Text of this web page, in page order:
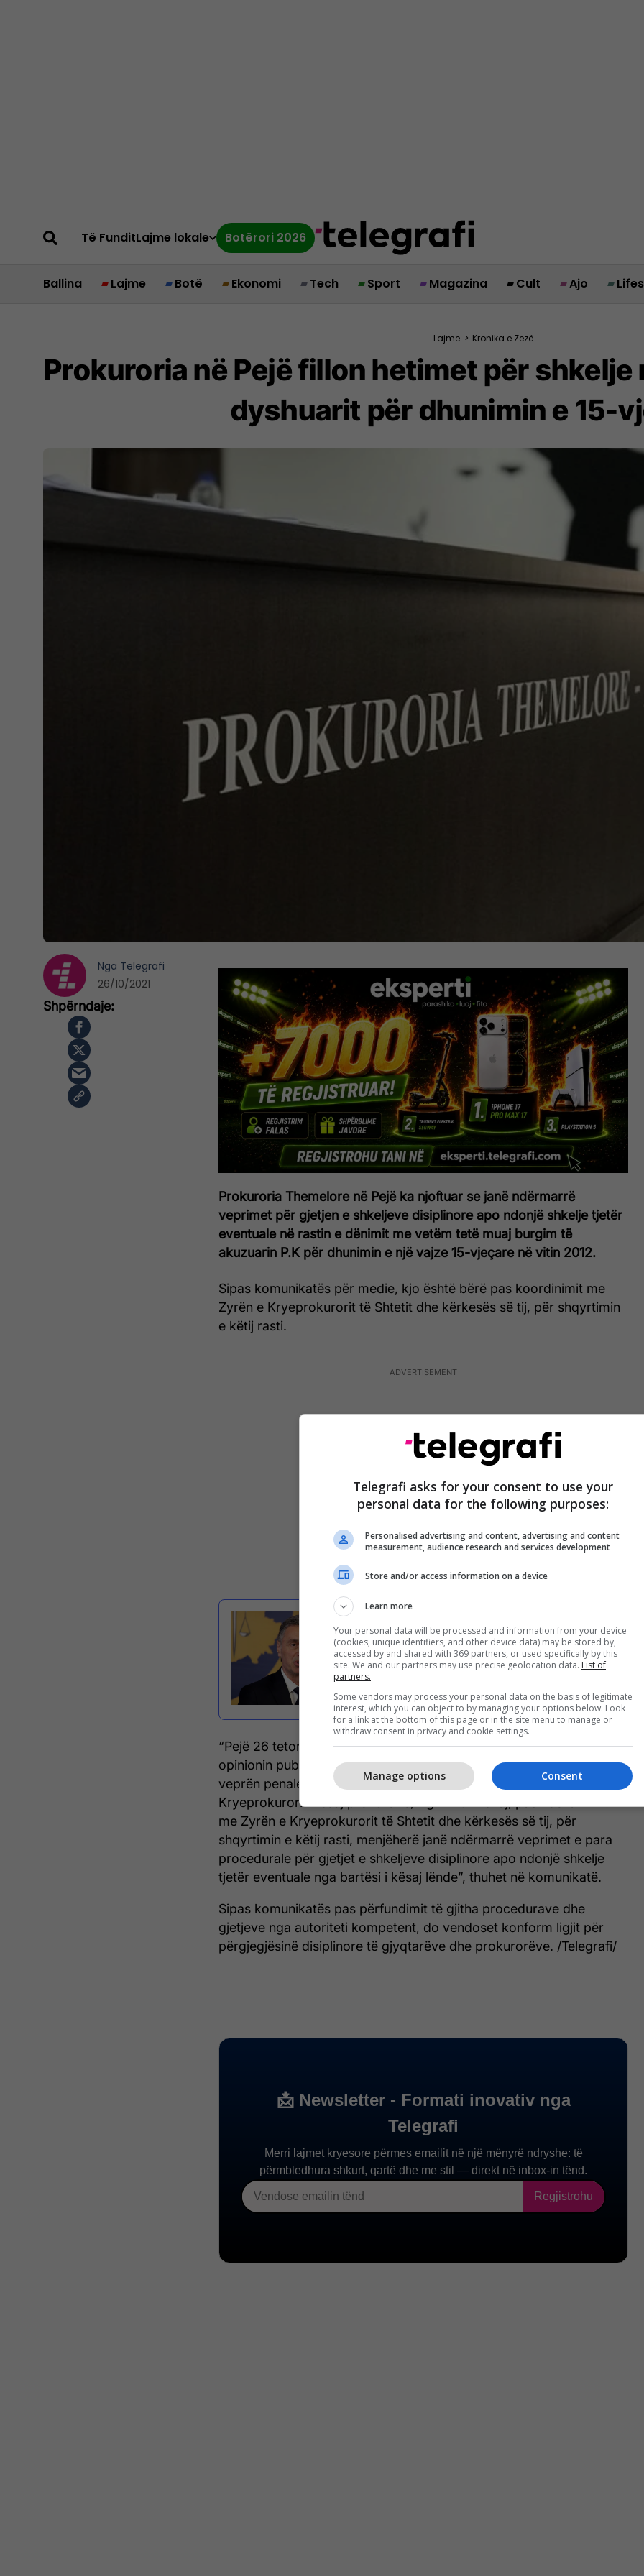
Të FunditLajme lokale Botërori 2026
Ballina Lajme Botë Ekonomi Tech Sport Magazina Cult Ajo
Lajme > Kronika e Zezë
Prokuroria në Pejë fillon hetimet për
dyshuarit për dhunimin e 15-
Prokuroria Themelore në Pejë ka njoftuar se janë ndërmarrë
veprimet për gjetjen e shkeljeve disiplinore apo ndonjë shkelje tjetër
eventuale në rastin e dënimit me vetëm tetë muaj burgim të
akuzuarin P.K për dhunimin e një vajze 15-vjeçare në vitin 2012.
Sipas komunikatës për medie, kjo është bërë pas koordinimit me
Zyrën e Kryeprokurorit të Shtetit dhe kërkesës së tij, për shqyrtimin
e këtij rasti.
Dënimi me 8 muaj burg për
dhunimin e 15-vjeçares,
rishqyrtohet lënda
“Pejë 26 tetor 2021 - Prokuroria Themelore në Pejë, njofton
opinionin publik, se lidhur me rastin me numër : PP.nr.68/12 për
veprën penale “Dhunimi”, nga neni 193, paragrafi 2, të KPK-së,
Kryeprokurori i kësaj prokurorie, Agim Kurmehaj, pas koordinimit
me Zyrën e Kryeprokurorit të Shtetit dhe kërkesës së tij, për
shqyrtimin e këtij rasti, menjëherë janë ndërmarrë veprimet e para
procedurale për gjetjet e shkeljeve disiplinore apo ndonjë shkelje
tjetër eventuale nga bartësi i kësaj lënde”, thuhet në komunikatë.
Sipas komunikatës pas përfundimit të gjitha procedurave dhe
gjetjeve nga autoriteti kompetent, do vendoset konform ligjit për
përgjegjësinë disiplinore të gjyqtarëve dhe prokurorëve. /Telegrafi/
Nga Telegrafi
26/10/2021
Telegrafi asks for your consent to use your
personal data for the following purposes:
Personalised advertising and content, advertising and content
measurement, audience research and services development
Store and/or access information on a device
Learn more
Your personal data will be processed and information from your device
(cookies, unique identifiers, and other device data) may be stored by,
accessed by and shared with 369 partners, or used specifically by this
site. We and our partners may use precise geolocation data. List of
partners.
Some vendors may process your personal data on the basis of legitimate
interest, which you can object to by managing your options below. Look
for a link at the bottom of this page or in the site menu to manage or
withdraw consent in privacy and cookie settings.
Consent
Manage options